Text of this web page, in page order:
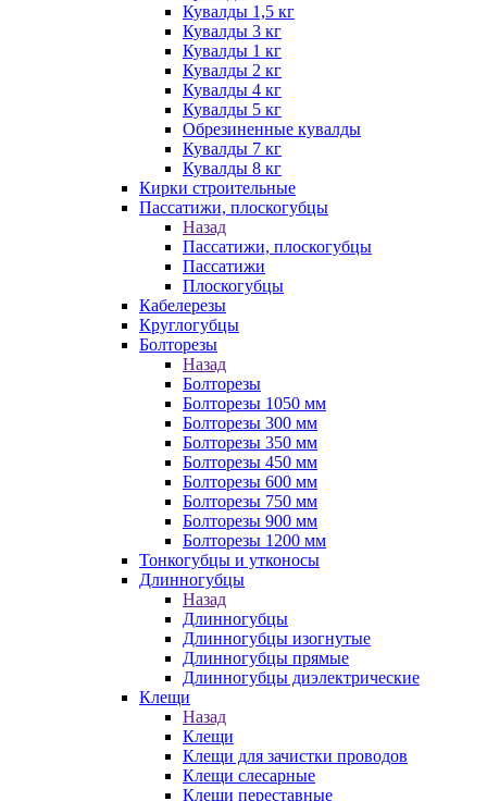
Кувалды 1,5 кг
Кувалды 3 кг
Кувалды 1 кг
Кувалды 2 кг
Кувалды 4 кг
Кувалды 5 кг
Обрезиненные кувалды
Кувалды 7 кг
Кувалды 8 кг
Кирки строительные
Пассатижи, плоскогубцы
Назад
Пассатижи, плоскогубцы
Пассатижи
Плоскогубцы
Кабелерезы
Круглогубцы
Болторезы
Назад
Болторезы
Болторезы 1050 мм
Болторезы 300 мм
Болторезы 350 мм
Болторезы 450 мм
Болторезы 600 мм
Болторезы 750 мм
Болторезы 900 мм
Болторезы 1200 мм
Тонкогубцы и утконосы
Длинногубцы
Назад
Длинногубцы
Длинногубцы изогнутые
Длинногубцы прямые
Длинногубцы диэлектрические
Клещи
Назад
Клещи
Клещи для зачистки проводов
Клещи слесарные
Клещи переставные